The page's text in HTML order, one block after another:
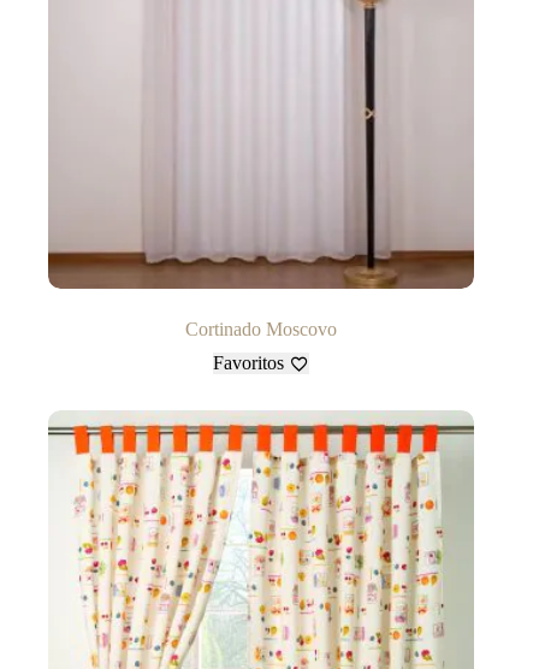
Cortinado Moscovo
Favoritos